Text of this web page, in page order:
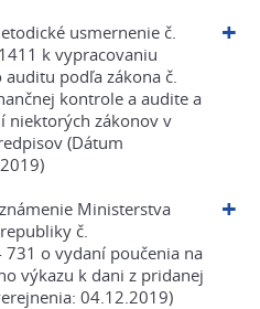
usmernenie č.
k vypracovaniu
podľa zákona č.
kontrole a audite a
niektorých zákonov v
(Dátum
Ministerstva
č.
o vydaní poučenia na
výkazu k dani z pridanej
04.12.2019)